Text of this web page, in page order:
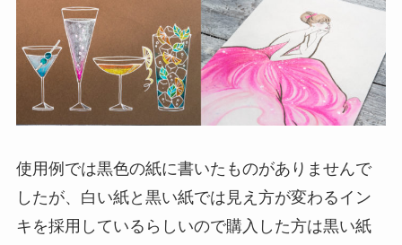
使用例では黒色の紙に書いたものがありませんで
したが、白い紙と黒い紙では見え方が変わるイン
キを採用しているらしいので購入した方は黒い紙